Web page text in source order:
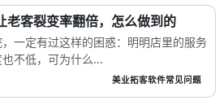
老客裂变率翻倍，怎么做到的
一定有过这样的困惑：明明店里的服务
不低，可为什么...
美业拓客软件常见问题